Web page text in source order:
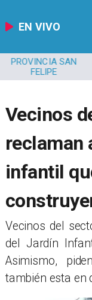
EN VIVO
PROVINCIA SAN
FELIPE
Vecinos
reclaman
infantil
​Vecinos del
del Jardín
Asimismo,
también esta en